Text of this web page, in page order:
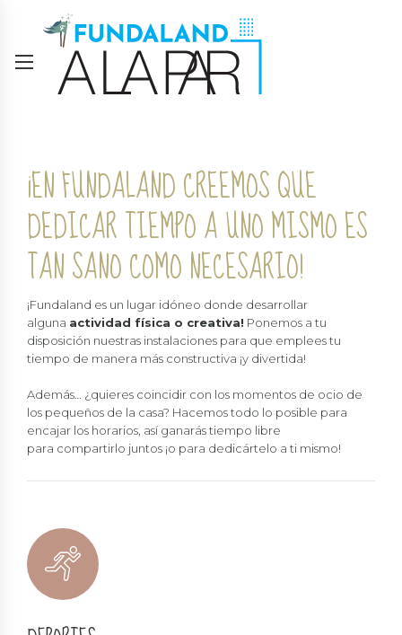
¡EN FUNDALAND CREEMOS QUE
DEDICAR TIEMPO A UNO MISMO ES
TAN SANO COMO NECESARIO!
¡Fundaland es un lugar idóneo donde desarrollar
alguna actividad física o creativa! Ponemos a tu
disposición nuestras instalaciones para que emplees tu
tiempo de manera más constructiva ¡y divertida!
Además… ¿quieres coincidir con los momentos de ocio de
los pequeños de la casa? Hacemos todo lo posible para
encajar los horarios, así ganarás tiempo libre
para compartirlo juntos ¡o para dedicártelo a ti mismo!